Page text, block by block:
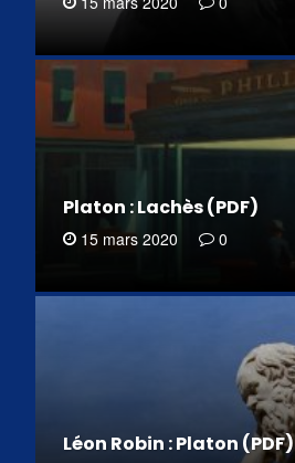
Platon : Lachès (PDF)
15 mars 2020 0
Léon Robin : Platon (PDF)